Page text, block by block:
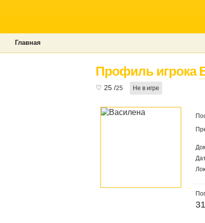
Главная
Профиль игрока
♡ 25 /25 Не в игре